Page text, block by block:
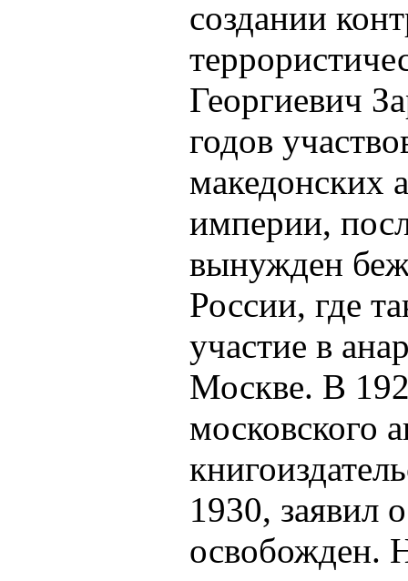
создании
Георгиевич
годов
македонских
империи,
вынужден
России, где
участие в
Москве. В
московского
1930, заявил
освобожден.